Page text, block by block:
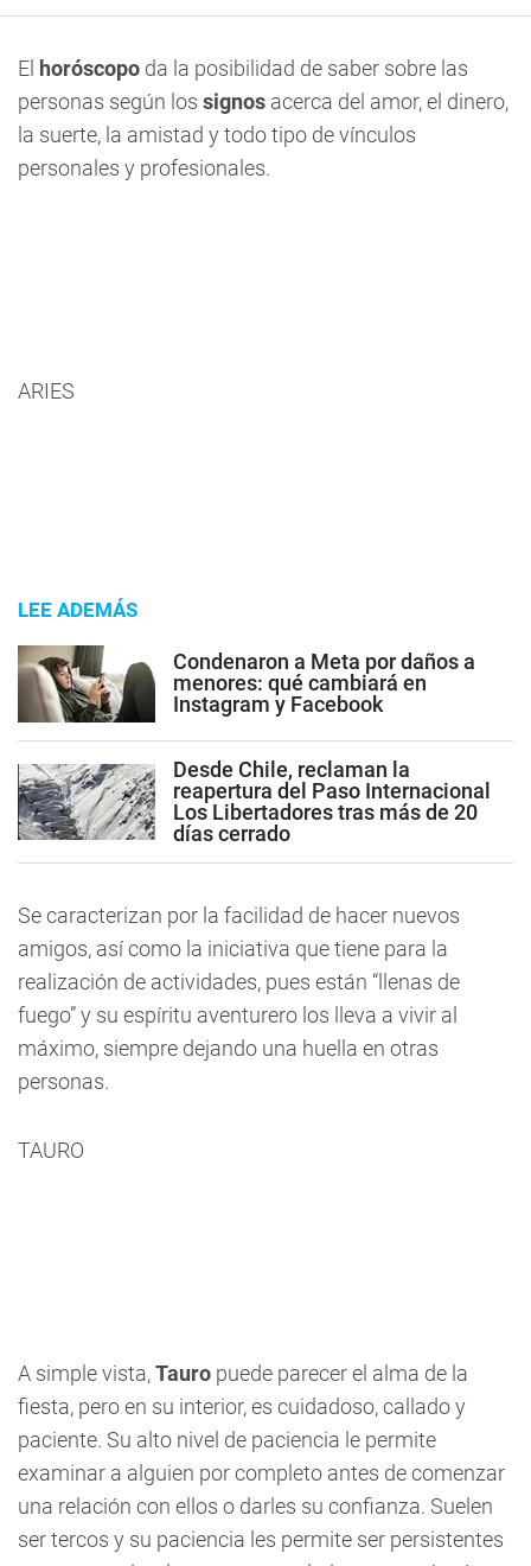
El horóscopo da la posibilidad de saber sobre las
personas según los signos acerca del amor, el dinero,
la suerte, la amistad y todo tipo de vínculos
personales y profesionales.
ARIES
LEE ADEMÁS
Condenaron a Meta por daños a
menores: qué cambiará en
Instagram y Facebook
Desde Chile, reclaman la
reapertura del Paso Internacional
Los Libertadores tras más de 20
días cerrado
Se caracterizan por la facilidad de hacer nuevos
amigos, así como la iniciativa que tiene para la
realización de actividades, pues están “llenas de
fuego” y su espíritu aventurero los lleva a vivir al
máximo, siempre dejando una huella en otras
personas.
TAURO
A simple vista,Tauro puede parecer el alma de la
fiesta, pero en su interior, es cuidadoso, callado y
paciente. Su alto nivel de paciencia le permite
examinar a alguien por completo antes de comenzar
una relación con ellos o darles su confianza. Suelen
ser tercos y su paciencia les permite ser persistentes